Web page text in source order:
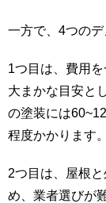
一方で、4つのデ
1つ目は、費用
大まかな目安と
の塗装には
程度かかります。
2つ目は、屋根
め、業者選びが